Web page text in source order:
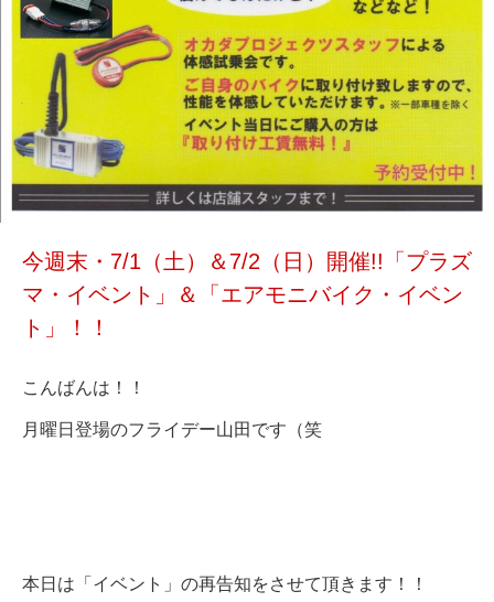
今週末・7/1（土）＆7/2（日）開催!!「プラズ
マ・イベント」＆「エアモニバイク・イベン
ト」！！
こんばんは！！
月曜日登場のフライデー山田です（笑
本日は「イベント」の再告知をさせて頂きます！！